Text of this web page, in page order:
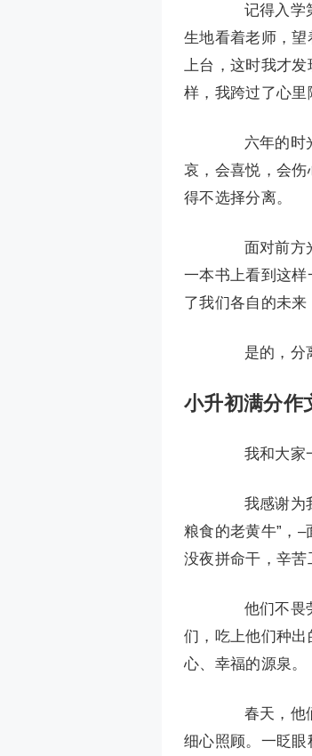
记得入学第
生地看着老师，
上台，这时我才
样，我跨过了心里
六年的时光
哀，会喜悦，会
得不选择分离。
面对前方光
一本书上看到这样
了我们各自的未来
是的，分离
小升初满分作
我和大家一
我感谢为我
粮食的老黄牛”，–
没夜拼命干，辛苦
他们不畏劳
们，吃上他们种
心、幸福的源泉。
春天，他们
细心照顾。一眨眼